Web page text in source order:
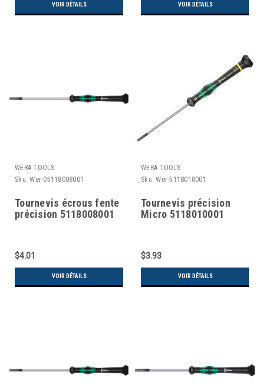
VOIR DÉTAILS VOIR DÉTAILS
WERA TOOLS
Sku: Wer-05118008001
Tournevis écrous fente
précision 5118008001
$4.01
VOIR DÉTAILS
WERA TOOLS
Sku: Wer-5118010001
Tournevis précision
Micro 5118010001
$3.93
VOIR DÉTAILS